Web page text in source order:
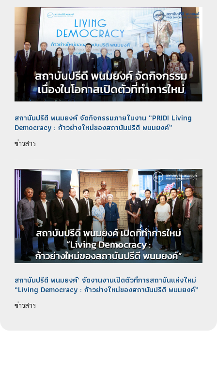
สถาบันปรีดี พนมยงค์ จัดกิจกรรมภายในงาน “PRIDI Living
Democracy : ก้าวย่างใหม่ของสถาบันปรีดี พนมยงค์”
ข่าวสาร
สถาบันปรีดี พนมยงค์’ จัดงานงานเปิดตัวที่การสถาบันแห่งใหม่
“Living Democracy : ก้าวย่างใหม่ของสถาบันปรีดี พนมยงค์”
ข่าวสาร